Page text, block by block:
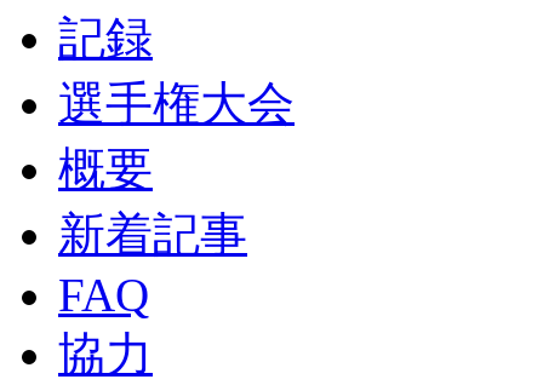
記録
選手権大会
概要
新着記事
FAQ
協力